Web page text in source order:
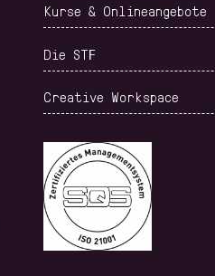
Kurse & Onlineangebote
Die STF
Creative Workspace